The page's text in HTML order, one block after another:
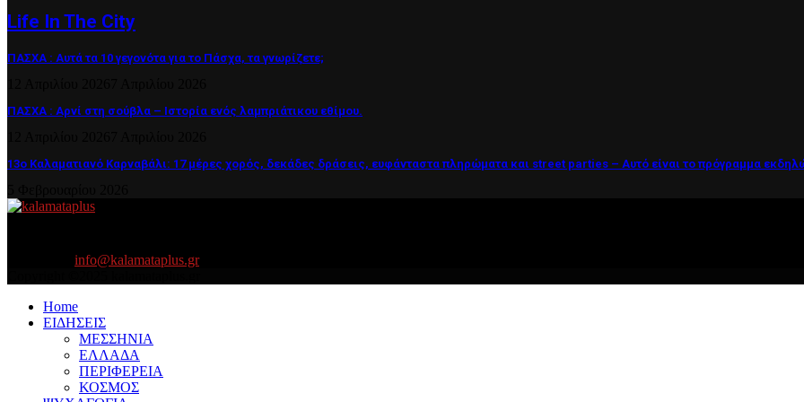
Life In The City
ΠΑΣΧΑ : Αυτά τα 10 γεγονότα για το Πάσχα, τα γνωρίζετε;
ΠΑΣΧΑ : Αρνί στη σούβλα – Ιστορία ενός λαμπριάτικου εθίμου.
13ο Καλαματιανό Καρναβάλι: 17 μέρες χορός, δεκάδες δράσεις, ευφάνταστα πληρώματα και street parties – Αυτό είναι το πρόγραμμα
info@kalamataplus.gr
Home
ΕΙΔΗΣΕΙΣ
ΜΕΣΣΗΝΙΑ
ΕΛΛΑΔΑ
ΠΕΡΙΦΕΡΕΙΑ
ΚΟΣΜΟΣ